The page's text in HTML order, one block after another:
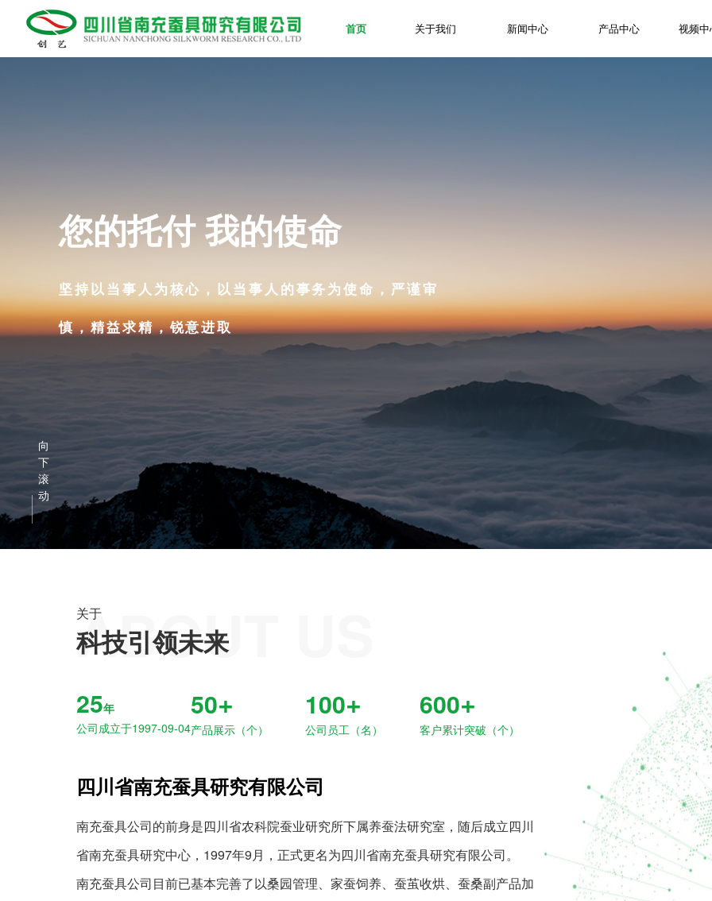
首页 关于我们 新闻中心 产品中心 视频中
首页
关于我们
新闻中心
视频中心
联系我们
您的托付 我的使命
坚持以当事人为核心，以当事人的事务为使命，严谨审
慎，精益求精，锐意进取
向
下
滚
动
关于
科技引领未来
ABOUT US
25年
公司成立于1997-09-04
50+
产品展示（个）
100+
公司员工（名）
600+
客户累计突破（个）
四川省南充蚕具研究有限公司
南充蚕具公司的前身是四川省农科院蚕业研究所下属养蚕法研究室，随后成立四川
省南充蚕具研究中心，1997年9月，正式更名为四川省南充蚕具研究有限公司。
南充蚕具公司目前已基本完善了以桑园管理、家蚕饲养、蚕茧收烘、蚕桑副产品加